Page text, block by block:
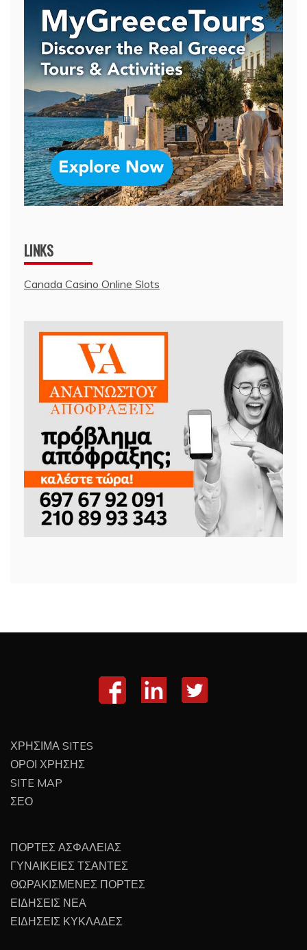
LINKS
Canada Casino Online Slots
ΧΡΗΣΙΜΑ SITES
ΟΡΟΙ ΧΡΗΣΗΣ
SITE MAP
ΣΕΟ
ΠΟΡΤΕΣ ΑΣΦΑΛΕΙΑΣ
ΓΥΝΑΙΚΕΙΕΣ ΤΣΑΝΤΕΣ
ΘΩΡΑΚΙΣΜΕΝΕΣ ΠΟΡΤΕΣ
ΕΙΔΗΣΕΙΣ ΝΕΑ
ΕΙΔΗΣΕΙΣ ΚΥΚΛΑΔΕΣ